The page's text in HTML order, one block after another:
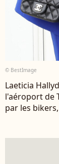
© BestImage
Laeticia
l'aéroport de
par les